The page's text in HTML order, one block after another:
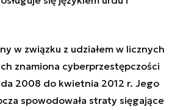
w związku z udziałem w licznych
znamiona cyberprzestępczości
2008 do kwietnia 2012 r. Jego
spowodowała straty sięgające